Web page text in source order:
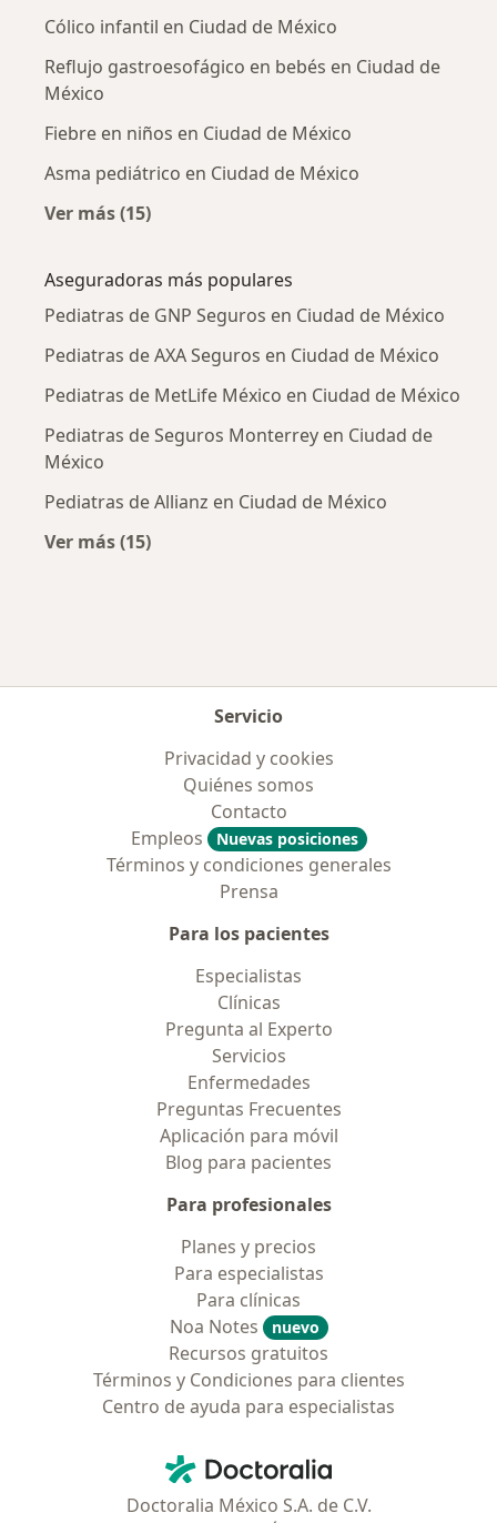
Cólico infantil en Ciudad de México
Reflujo gastroesofágico en bebés en Ciudad de
México
Fiebre en niños en Ciudad de México
Asma pediátrico en Ciudad de México
Ver más (15)
Aseguradoras más populares
Pediatras de GNP Seguros en Ciudad de México
Pediatras de AXA Seguros en Ciudad de México
Pediatras de MetLife México en Ciudad de México
Pediatras de Seguros Monterrey en Ciudad de
México
Pediatras de Allianz en Ciudad de México
Ver más (15)
Servicio
Privacidad y cookies
Quiénes somos
Contacto
Empleos
Nuevas posiciones
Términos y condiciones generales
Prensa
Para los pacientes
Especialistas
Clínicas
Pregunta al Experto
Servicios
Enfermedades
Preguntas Frecuentes
Aplicación para móvil
Blog para pacientes
Para profesionales
Planes y precios
Para especialistas
Para clínicas
Noa Notes
nuevo
Recursos gratuitos
Términos y Condiciones para clientes
Centro de ayuda para especialistas
Doctoralia - Página de inicio
Doctoralia México S.A. de C.V.